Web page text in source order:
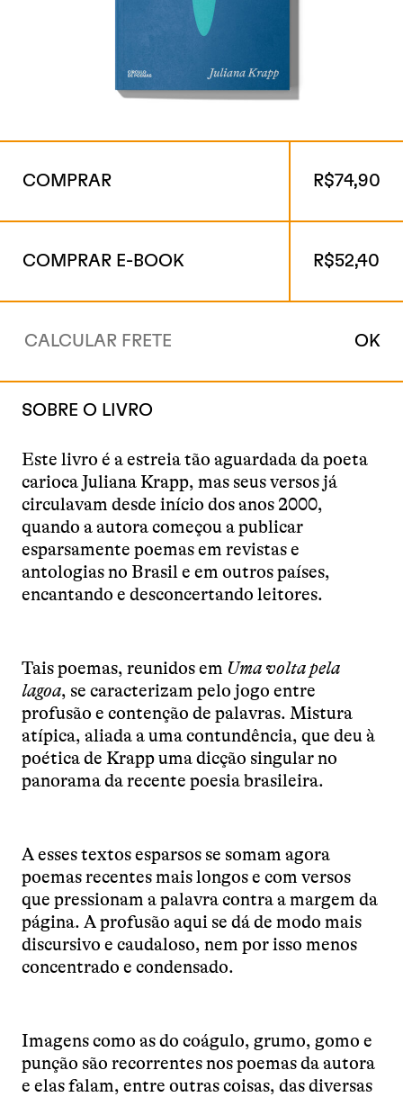
COMPRAR R$74,90
COMPRAR E-BOOK R$52,40
OK
SOBRE O LIVRO
Este livro é a estreia tão aguardada da poeta
carioca Juliana Krapp, mas seus versos já
circulavam desde início dos anos 2000,
quando a autora começou a publicar
esparsamente poemas em revistas e
antologias no Brasil e em outros países,
encantando e desconcertando leitores.
Tais poemas, reunidos em Uma volta pela
lagoa, se caracterizam pelo jogo entre
profusão e contenção de palavras. Mistura
atípica, aliada a uma contundência, que deu à
poética de Krapp uma dicção singular no
panorama da recente poesia brasileira.
A esses textos esparsos se somam agora
poemas recentes mais longos e com versos
que pressionam a palavra contra a margem da
página. A profusão aqui se dá de modo mais
discursivo e caudaloso, nem por isso menos
concentrado e condensado.
Imagens como as do coágulo, grumo, gomo e
punção são recorrentes nos poemas da autora
e elas falam, entre outras coisas, das diversas